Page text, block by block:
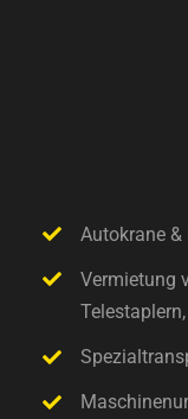
Autokrane &
Vermietung